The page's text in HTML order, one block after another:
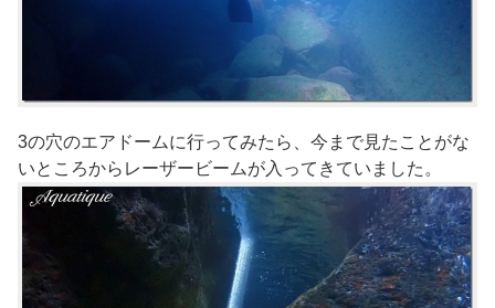
3の穴のエアドームに行ってみたら、今まで見たことがな
いところからレーザービームが入ってきていました。